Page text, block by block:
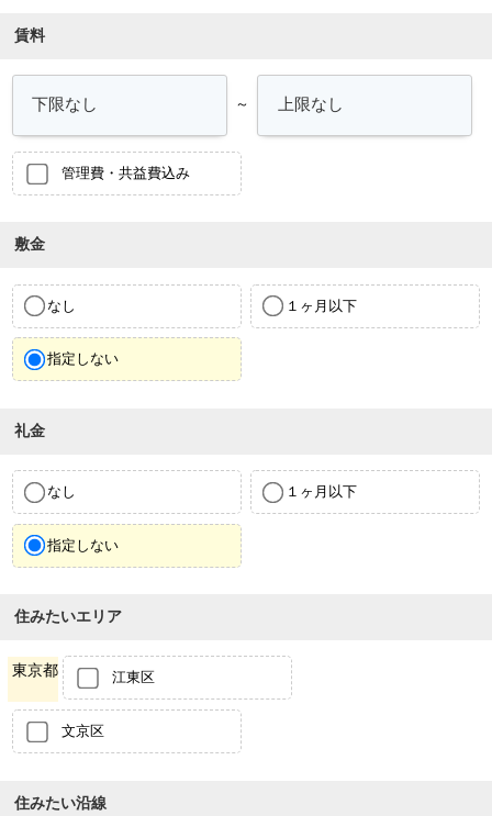
賃料
～
管理費・共益費込み
敷金
なし １ヶ月以下
指定しない
礼金
なし １ヶ月以下
指定しない
住みたいエリア
東京都 江東区
文京区
住みたい沿線